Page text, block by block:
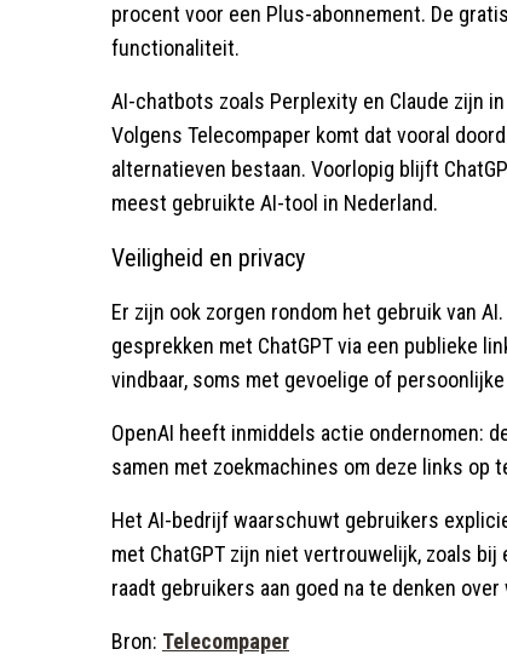
procent voor een Plus-abonnement. De
functionaliteit.
AI-chatbots zoals Perplexity en Claude zijn
Volgens Telecompaper komt dat vooral
alternatieven bestaan. Voorlopig blijft
meest gebruikte AI-tool in Nederland.
Veiligheid en privacy
Er zijn ook zorgen rondom het gebruik van
gesprekken met ChatGPT via een publieke
vindbaar, soms met gevoelige of
OpenAI heeft inmiddels actie ondernomen:
samen met zoekmachines om deze links op
Het AI-bedrijf waarschuwt gebruikers
met ChatGPT zijn niet vertrouwelijk, zoals
raadt gebruikers aan goed na te denken
Bron: Telecompaper